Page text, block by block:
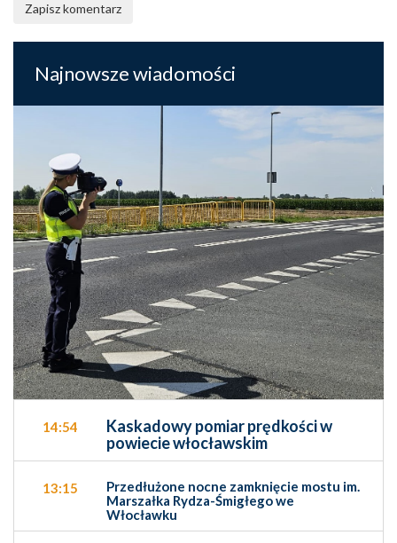
Zapisz komentarz
Najnowsze wiadomości
14:54
Kaskadowy pomiar prędkości w
powiecie włocławskim
13:15
Przedłużone nocne zamknięcie mostu im.
Marszałka Rydza-Śmigłego we
Włocławku